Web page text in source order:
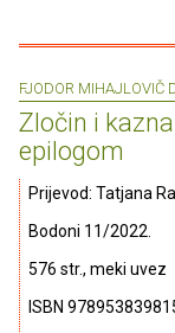
FJODOR MIHAJLOVIČ
Zločin i
epilogom
Prijevod: Tatjana
Bodoni 11/2022.
576 str., meki uvez
ISBN